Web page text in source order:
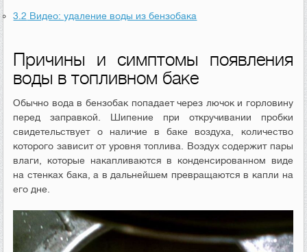
3.2 Видео: удаление воды из бензобака
Причины и симптомы появления
воды в топливном баке
Обычно вода в бензобак попадает через лючок и горловину
перед заправкой. Шипение при откручивании пробки
свидетельствует о наличие в баке воздуха, количество
которого зависит от уровня топлива. Воздух содержит пары
влаги, которые накапливаются в конденсированном виде
на стенках бака, а в дальнейшем превращаются в капли на
его дне.